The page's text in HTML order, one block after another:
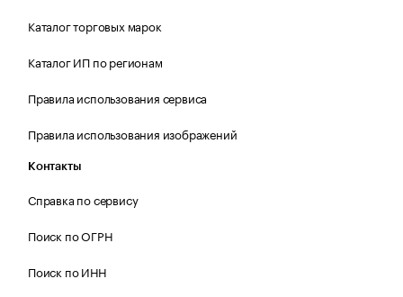
Каталог торговых марок
Каталог ИП по регионам
Правила использования сервиса
Правила использования изображений
Контакты
Справка по сервису
Поиск по ОГРН
Поиск по ИНН